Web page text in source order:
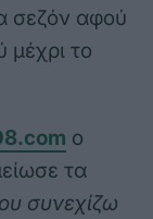
σεζόν αφού
μέχρι το
ο
τα
συνεχίζω